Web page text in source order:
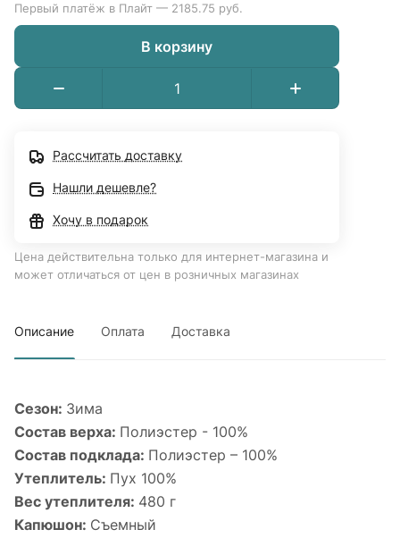
Первый платёж в Плайт — 2185.75 руб.
В корзину
Рассчитать доставку
Нашли дешевле?
Хочу в подарок
Цена действительна только для интернет-магазина и
может отличаться от цен в розничных магазинах
Описание Оплата Доставка
Сезон: Зима
Состав верха: Полиэстер - 100%
Состав подклада: Полиэстер – 100%
Утеплитель: Пух 100%
Вес утеплителя: 480 г
Капюшон: Съемный